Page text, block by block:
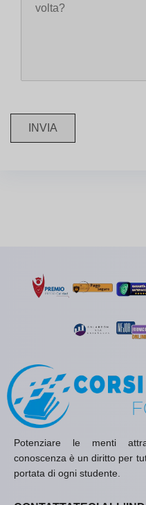
INVIA
Potenziare le menti
conoscenza è un diritto per
portata di ogni studente.